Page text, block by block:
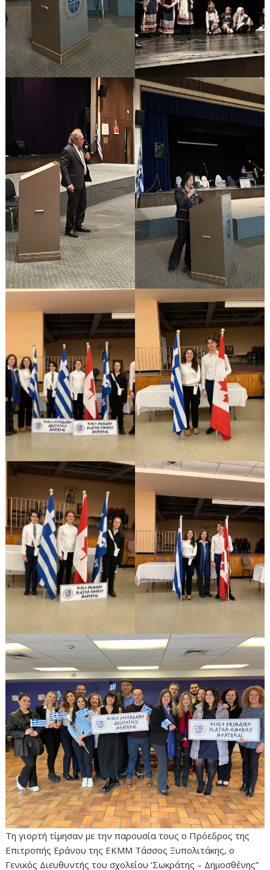
Τη γιορτή τίμησαν με την παρουσία τους ο Πρόεδρος της
Επιτροπής Εράνου της ΕΚΜΜ Τάσσος Ξυπολιτάκης, ο
Γενικός Διευθυντής του σχολείου ‘Σωκράτης – Δημοσθένης”